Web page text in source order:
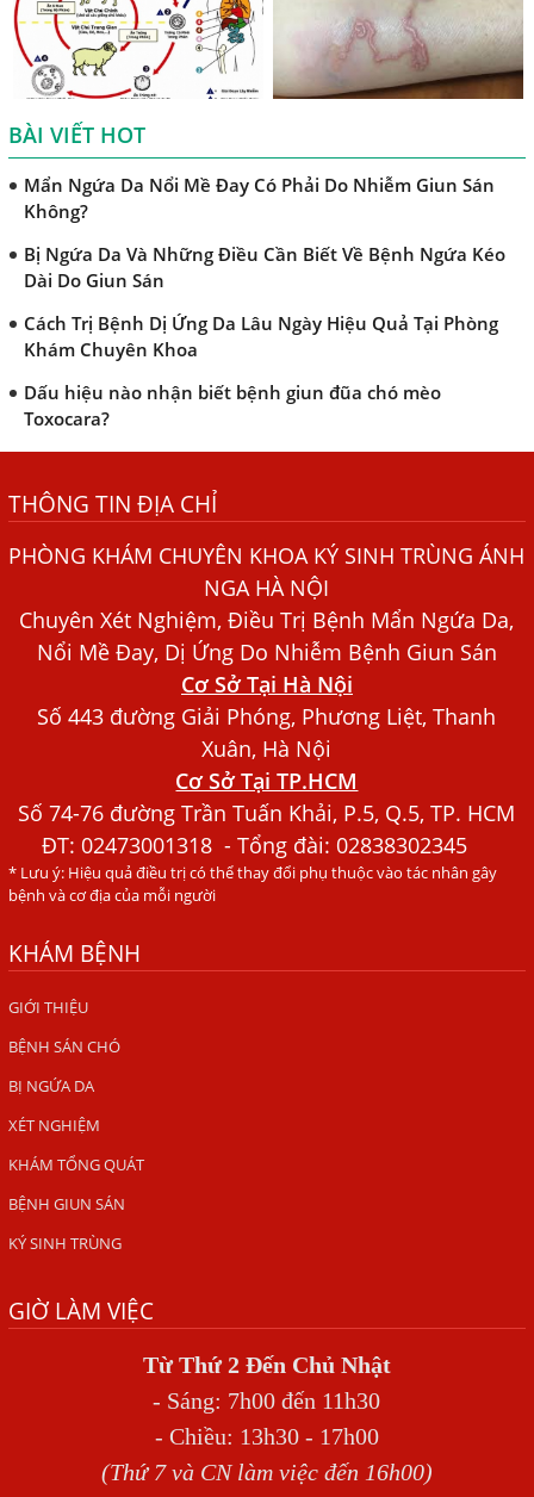
BÀI VIẾT HOT
TRIỆU CHỨNG GIUN SÁN CHÓ MÈO
Khi Trẻ Bị Dị Ứng Da Cần Làm Xét Nghiệm Gì Tìm Nguyên
Nhân Dị Ứng Da
Điều trị bệnh sán lá gan ở đâu?
Mẩn Ngứa Da Nổi Mề Đay Có Phải Do Nhiễm Giun Sán
Không?
Bị Ngứa Da Và Những Điều Cần Biết Về Bệnh Ngứa Kéo
Dài Do Giun Sán
Cách Trị Bệnh Dị Ứng Da Lâu Ngày Hiệu Quả Tại Phòng
Khám Chuyên Khoa
Dấu hiệu nào nhận biết bệnh giun đũa chó mèo
Toxocara?
Bệnh Chàm Và Những Yếu Tố Liên Quan Đến Bệnh Giun
Sán
Dấu Hiệu Ngứa Da, Dị Ứng, Nổi Mề Đay Do Nhiễm Sán
Bác sĩ Nguyễn Ngọc Ánh Phòng Khám Ánh Nga Đề Tài
Nghiên Cứu Khoa
Xét Nghiệm Giun Sán Gồm Những Loại Nào? Chi Phí Bao
Người Đàn Ông Phát Ban Mẩn Đỏ Khắp Người, Sau Ba
Tháng Mới Tìm Ra Nguyên Nhân
Đau Mắt Đỏ, Nguyên Nhân Và Cách Điều Trị
HÀ NỘI – PHÁT BAN MẨN ĐỎ KHẮP NGƯỜI, ĐI KHÁM
Ăn hải sản sống, coi chừng nhiễm giun sán
TỔNG QUAN VỀ KÉM HẤP THU THỨC ĂN
HÀ NỘI – NHIỄM BA LOẠI KÝ SINH TRÙNG DO THÓI QUEN
ĂN MỘT MÓN ĂN SÁNG
ẤU TRÙNG SÁN CHÓ DI CHUYỂN QUA DA GÂY NGỨA
VIÊM DA ĐỒNG TIỀN
Tại sao khám bệnh viện da liễu nhiều năm không hết
SÁN TRONG NÃO GÂY RA CÁC TRIỆU CHỨNG NHƯ TÂM
Địa Chỉ Điều Trị Bệnh Sán Dây Uy Tín Tại Hà Nội
TỔNG QUAN VỀ NHIỄM GIUN LƯƠN
THÔNG TIN ĐỊA CHỈ
PHÒNG KHÁM CHUYÊN KHOA KÝ SINH TRÙNG ÁNH
NGA HÀ NỘI
Chuyên Xét Nghiệm, Điều Trị Bệnh Mẩn Ngứa Da,
Nổi Mề Đay, Dị Ứng Do Nhiễm Bệnh Giun Sán
Cơ Sở Tại Hà Nội
Số 443 đường Giải Phóng, Phương Liệt, Thanh
Xuân, Hà Nội
Cơ Sở Tại TP.HCM
Số 74-76 đường Trần Tuấn Khải, P.5, Q.5, TP. HCM
ĐT:02473001318 - Tổng đài: 02838302345
* Lưu ý: Hiệu quả điều trị có thể thay đổi phụ thuộc vào tác nhân gây
bệnh và cơ địa của mỗi người
KHÁM BỆNH
GIỚI THIỆU
BỆNH SÁN CHÓ
BỊ NGỨA DA
XÉT NGHIỆM
KHÁM TỔNG QUÁT
BỆNH GIUN SÁN
KÝ SINH TRÙNG
GIỜ LÀM VIỆC
Từ Thứ 2 Đến Chủ Nhật
- Sáng: 7h00 đến 11h30
- Chiều: 13h30 - 17h00
(Thứ 7 và CN làm việc đến 16h00)